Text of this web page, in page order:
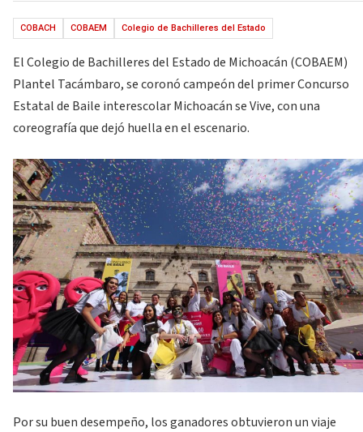
COBACH COBAEM Colegio de Bachilleres del Estado
El Colegio de Bachilleres del Estado de Michoacán (COBAEM)
Plantel Tacámbaro, se coronó campeón del primer Concurso
Estatal de Baile interescolar Michoacán se Vive, con una
coreografía que dejó huella en el escenario.
Por su buen desempeño, los ganadores obtuvieron un viaje